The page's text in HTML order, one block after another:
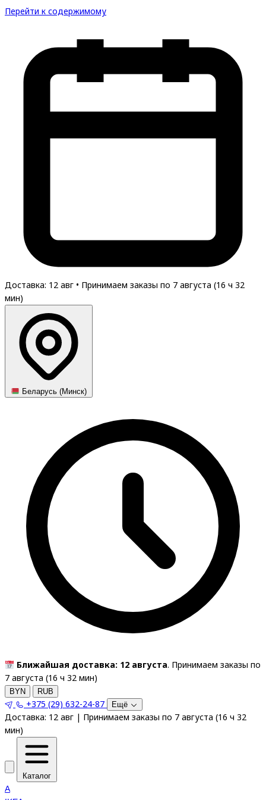
Перейти к содержимому
Доставка: 12 авг • Принимаем заказы по 7 августа (16 ч 32
мин)
Беларусь (Минск)
Ближайшая доставка: 12 августа. Принимаем заказы по
7 августа (16 ч 32 мин)
BYN RUB
+375 (29) 632-24-87 Ещё
Доставка: 12 авг | Принимаем заказы по 7 августа (16 ч 32
мин)
Каталог
A